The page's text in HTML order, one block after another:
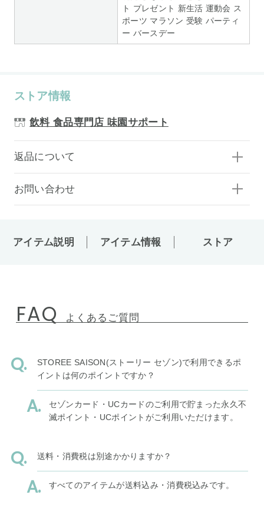
ト プレゼント 新生活 運動会 ス
ポーツ マラソン 受験 パーティ
ー バースデー
ストア情報
飲料 食品専門店 味園サポート
返品について
お問い合わせ
アイテム説明 アイテム情報 ストア
FAQ よくあるご質問
STOREE SAISON(ストーリー セゾン)で利用できるポ
イントは何のポイントですか？
セゾンカード・UCカードのご利用で貯まった永久不
滅ポイント・UCポイントがご利用いただけます。
送料・消費税は別途かかりますか？
すべてのアイテムが送料込み・消費税込みです。